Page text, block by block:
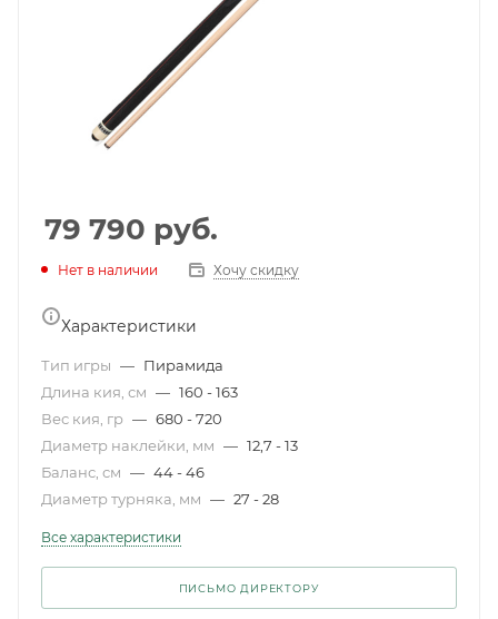
79 790 руб.
Нет в наличии Хочу скидку
Характеристики
Тип игры — Пирамида
Длина кия, см — 160 - 163
Вес кия, гр — 680 - 720
Диаметр наклейки, мм — 12,7 - 13
Баланс, см — 44 - 46
Диаметр турняка, мм — 27 - 28
Все характеристики
ПИСЬМО ДИРЕКТОРУ